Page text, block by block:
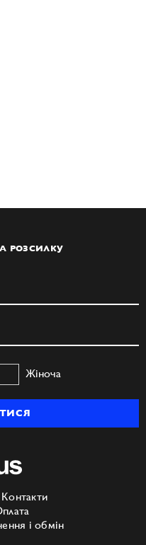
РОЗСИЛКУ
Жіноча
Контакти
і обмін